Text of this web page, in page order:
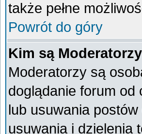
także pełne
Powrót do góry
Kim są
Moderatorzy są
doglądanie forum
lub usuwania
usuwania i dzielenia